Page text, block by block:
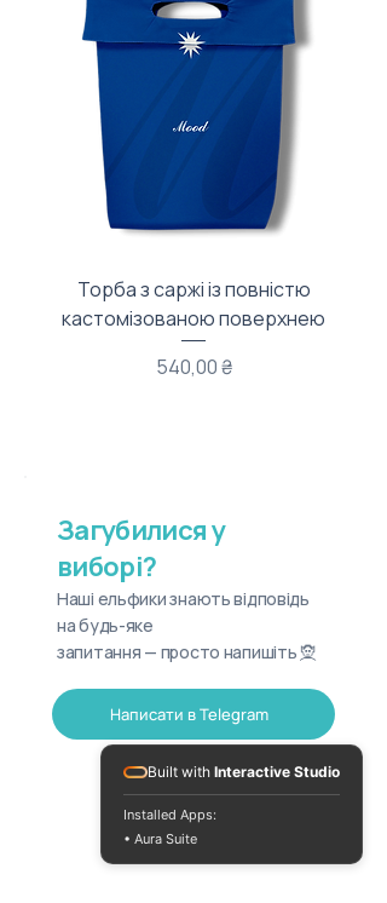
Торба з саржі із повністю
кастомізованою поверхнею
Ціна
540,00 ₴
Загубилися у
виборі?
Наші ельфики знають відповідь
на будь-яке
запитання — просто напишіть 🧝
Написати в Telegram
Built with Interactive Studio
Installed Apps:
• Aura Suite